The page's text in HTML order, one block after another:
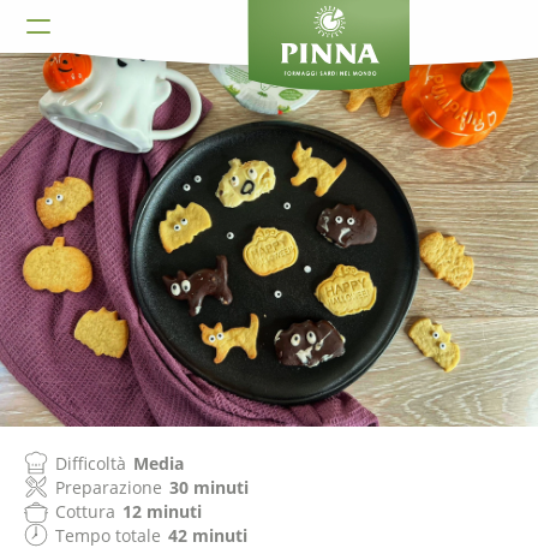
Difficoltà Media
Preparazione 30 minuti
Cottura 12 minuti
Tempo totale 42 minuti